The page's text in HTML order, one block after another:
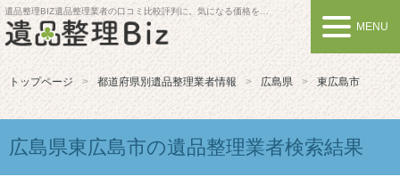
遺品整理BIZ遺品整理業者の口コミ比較評判に。気になる価格を比較しよう
MENU
トップページ 都道府県別遺品整理業者情報 広島県 東広島市
広島県東広島市の遺品整理業者検索結果